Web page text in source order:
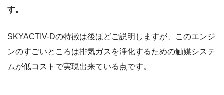
す。
SKYACTIV-Dの特徴は後ほどご説明しますが、このエンジ
ンのすごいところは排気ガスを浄化するための触媒システ
ムが低コストで実現出来ている点です。